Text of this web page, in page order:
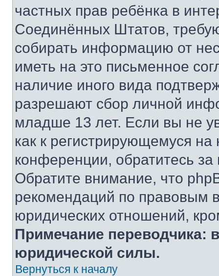
частных прав ребёнка в
Соединённых Штатов,
собирать информацию от
иметь на это письменное
наличие иного вида
разрешают сбор личной
младше 13 лет. Если вы не
как к регистрирующемуся
конференции, обратитесь
Обратите внимание, что
рекомендаций по правовым
юридических отношений,
Примечание переводчика:
юридической силы.
Вернуться к началу